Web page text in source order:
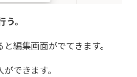
。
編集画面がでてきます。
できます。